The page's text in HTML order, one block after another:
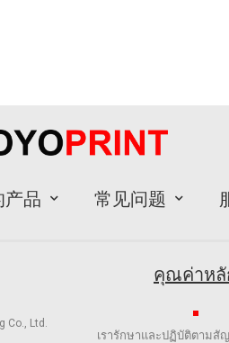
产品 常见问题
Co., Ltd.
คุณค่าหลั
เรารักษาและปฏิบัติตามสั